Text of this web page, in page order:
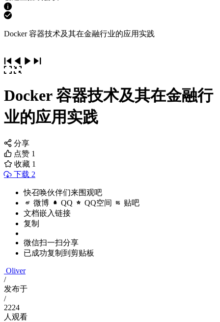
Docker 容器技术及其在金融行业的应用实践
Docker 容器技术及其在金融行
业的应用实践
分享
点赞 1
收藏 1
下载 2
快召唤伙伴们来围观吧
微博 QQ QQ空间 贴吧
文档嵌入链接
复制
微信扫一扫分享
已成功复制到剪贴板
Oliver
/
发布于
/
2224
人观看